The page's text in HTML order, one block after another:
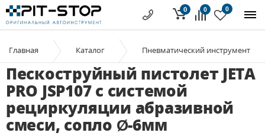
0 0
0
Главная Каталог Пневматический инструмент
Пескоструйный пистолет JETA
PRO JSP107 с системой
рециркуляции абразивной
смеси, сопло Ø-6мм